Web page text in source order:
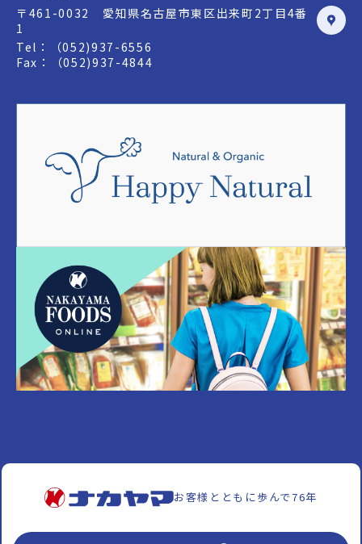
〒461-0032 愛知県名古屋市東区出来町2丁目4番
1
Tel：（052)937-6556
Fax：（052)937-4844
お客様とともに歩んで76年